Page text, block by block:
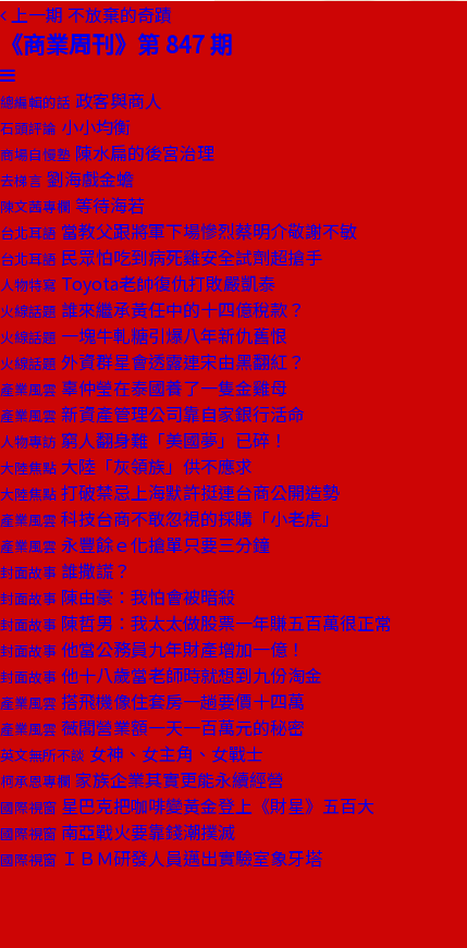
上一期 不放棄的奇蹟
《商業周刊》第 847 期
總編輯的話 政客與商人
石頭評論 小小均衡
商場自慢塾 陳水扁的後宮治理
去梯言 劉海戲金蟾
陳文茜專欄 等待海若
台北耳語 當教父跟將軍下場慘烈蔡明介敬謝不敏
台北耳語 民眾怕吃到病死雞安全試劑超搶手
人物特寫 Toyota老帥復仇打敗嚴凱泰
火線話題 誰來繼承黃任中的十四億稅款？
火線話題 一塊牛軋糖引爆八年新仇舊恨
火線話題 外資群星會透露連宋由黑翻紅？
產業風雲 辜仲瑩在泰國養了一隻金雞母
產業風雲 新資產管理公司靠自家銀行活命
人物專訪 窮人翻身難「美國夢」已碎！
大陸焦點 大陸「灰領族」供不應求
大陸焦點 打破禁忌上海默許挺連台商公開造勢
產業風雲 科技台商不敢忽視的採購「小老虎」
產業風雲 永豐餘ｅ化搶單只要三分鐘
封面故事 誰撒謊？
封面故事 陳由豪：我怕會被暗殺
封面故事 陳哲男：我太太做股票一年賺五百萬很正常
封面故事 他當公務員九年財產增加一億！
封面故事 他十八歲當老師時就想到九份淘金
產業風雲 搭飛機像住套房一趟要價十四萬
產業風雲 薇閣營業額一天一百萬元的秘密
英文無所不談 女神、女主角、女戰士
柯承恩專欄 家族企業其實更能永續經營
國際視窗 星巴克把咖啡變黃金登上《財星》五百大
國際視窗 南亞戰火要靠錢潮撲滅
國際視窗 ＩＢＭ研發人員邁出實驗室象牙塔